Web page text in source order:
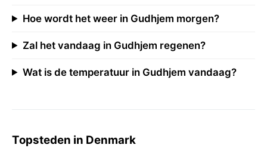
Hoe wordt het weer in Gudhjem morgen?
Zal het vandaag in Gudhjem regenen?
Wat is de temperatuur in Gudhjem vandaag?
Topsteden in Denmark